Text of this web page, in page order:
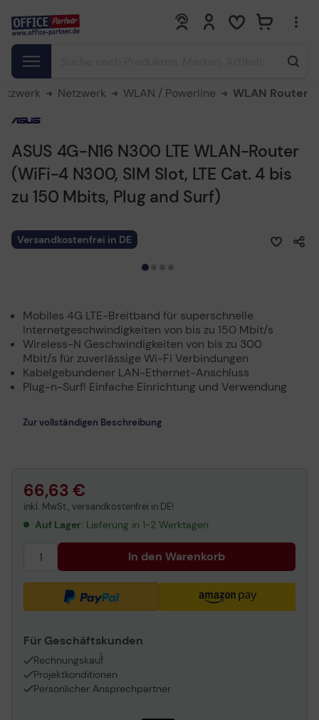
0 0
Netzwerk WLAN / Powerline WLAN Router
ASUS 4G-N16 N300 LTE WLAN-Router
(WiFi-4 N300, SIM Slot, LTE Cat. 4 bis
zu 150 Mbits, Plug and Surf)
Versandkostenfrei in DE
Mobiles 4G LTE-Breitband für superschnelle
Internetgeschwindigkeiten von bis zu 150 Mbit/s
Wireless-N Geschwindigkeiten von bis zu 300
Mbit/s für zuverlässige Wi-Fi Verbindungen
Kabelgebundener LAN-Ethernet-Anschluss
Plug-n-Surf! Einfache Einrichtung und Verwendung
Zur vollständigen Beschreibung
66,63 €
inkl. MwSt., versandkostenfrei in DE!
Auf Lager: Lieferung in 1-2 Werktagen
In den Warenkorb
Für Geschäftskunden
Rechnungskauf
1
Projektkonditionen
Persönlicher Ansprechpartner